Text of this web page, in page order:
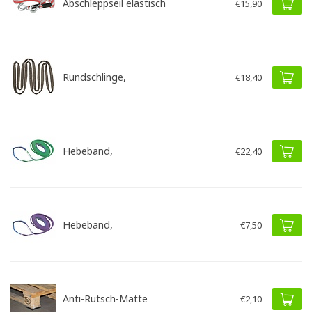
Abschleppseil elastisch €15,90
Rundschlinge, €18,40
Hebeband, €22,40
Hebeband, €7,50
Anti-Rutsch-Matte €2,10